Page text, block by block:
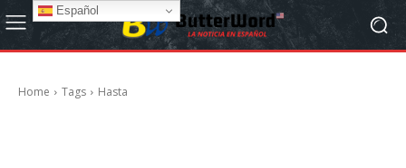
Home Tags Hasta
Español